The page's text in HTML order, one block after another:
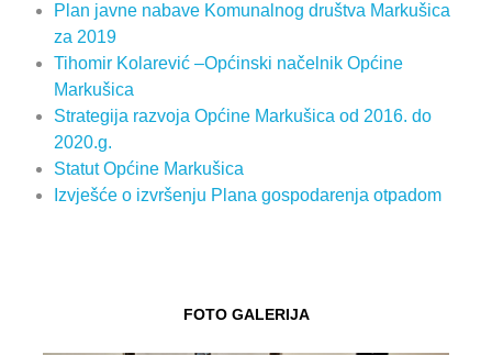
Plan javne nabave Komunalnog društva Markušica
za 2019
Tihomir Kolarević –Općinski načelnik Općine
Markušica
Strategija razvoja Općine Markušica od 2016. do
2020.g.
Statut Općine Markušica
Izvješće o izvršenju Plana gospodarenja otpadom
FOTO GALERIJA